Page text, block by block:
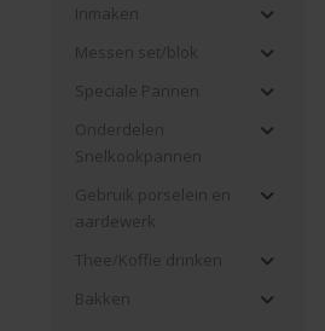
Inmaken
Messen set/blok
Speciale Pannen
Onderdelen
Snelkookpannen
Gebruik porselein en
aardewerk
Thee/Koffie drinken
Bakken